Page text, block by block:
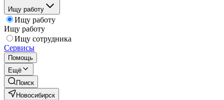
Ищу работу
Ищу работу
Ищу работу
Ищу сотрудника
Сервисы
Помощь
Ещё
Поиск
Новосибирск